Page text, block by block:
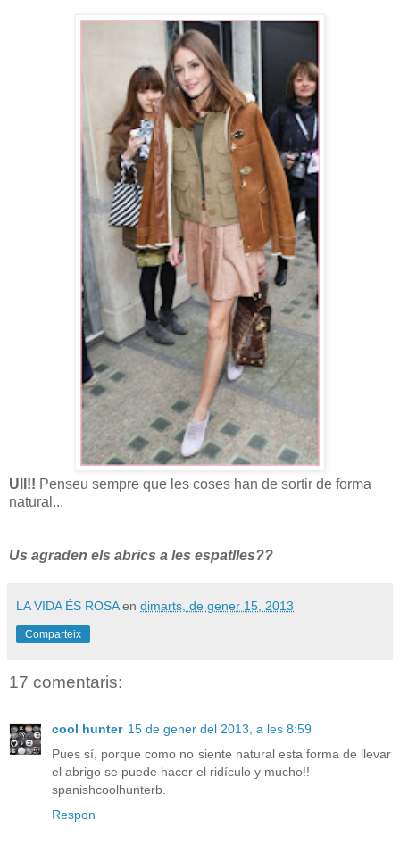
Ull!! Penseu sempre que les coses han de sortir de forma
natural...
Us agraden els abrics a les espatlles??
LA VIDA ÉS ROSA en dimarts, de gener 15, 2013
Comparteix
17 comentaris:
cool hunter 15 de gener del 2013, a les 8:59
Pues sí, porque como no siente natural esta forma de llevar
el abrigo se puede hacer el ridículo y mucho!!
spanishcoolhunterb.
Respon